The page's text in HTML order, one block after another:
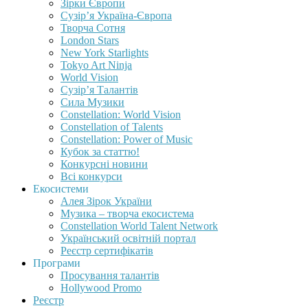
Зірки Європи
Сузір’я Україна-Європа
Творча Сотня
London Stars
New York Starlights
Tokyo Art Ninja
World Vision
Сузір’я Талантів
Сила Музики
Constellation: World Vision
Constellation of Talents
Constellation: Power of Music
Кубок за статтю!
Конкурсні новини
Всі конкурси
Екосистеми
Алея Зірок України
Музика – творча екосистема
Constellation World Talent Network
Український освітній портал
Реєстр сертифікатів
Програми
Просування талантів
Hollywood Promo
Реєстр